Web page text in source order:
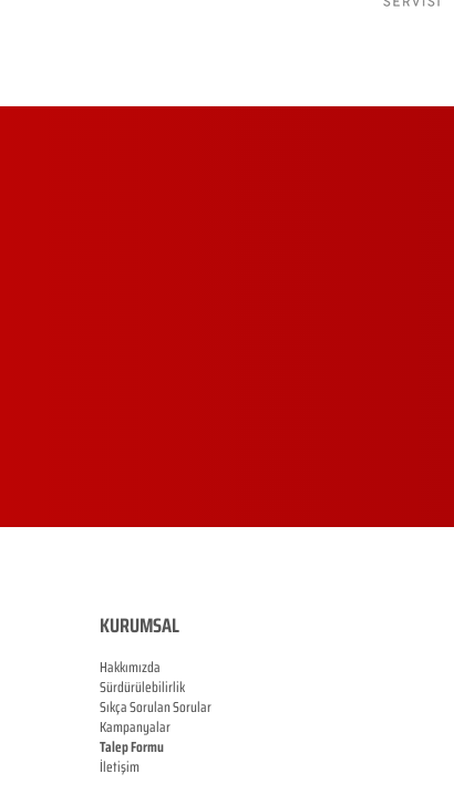
KURUMSAL
Hakkımızda
Sürdürülebilirlik
Sıkça Sorulan Sorular
Kampanyalar
Talep Formu
İletişim